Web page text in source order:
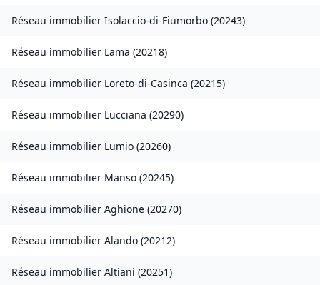
Réseau immobilier Isolaccio-di-Fiumorbo (20243)
Réseau immobilier Lama (20218)
Réseau immobilier Loreto-di-Casinca (20215)
Réseau immobilier Lucciana (20290)
Réseau immobilier Lumio (20260)
Réseau immobilier Manso (20245)
Réseau immobilier Aghione (20270)
Réseau immobilier Alando (20212)
Réseau immobilier Altiani (20251)